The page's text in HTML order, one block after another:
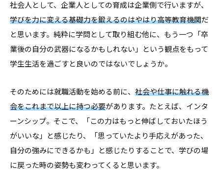
社会人として、企業人としての育成は企業側で行いますが、
学びを力に変える基礎力を鍛えるのはやはり高等教育機関だ
と思います。純粋に学問として取り組む他に、もう一つ「卒
業後の自分の武器になるかもしれない」という観点をもって
学生生活を過ごすと良いのではないでしょうか。
そのためには就職活動を始める前に、 社会や仕事に触れる機
会をこれまで以上に持つ必要があります。たとえば、インタ
ーンシップ。そこで、「この力はもっと伸ばしておいたほう
がいいな」と感じたり、「思っていたより手応えがあった、
自分の強みにできるかも」と感じたりすることで、学びの場
に戻った時の姿勢も変わってくると思います。